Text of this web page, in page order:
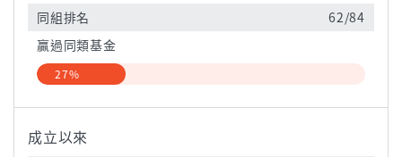
同組排名
62/84
贏過同類基金
27%
成立以來